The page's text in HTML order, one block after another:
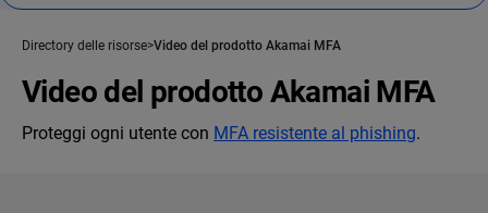
Directory delle risorse Video del prodotto Akamai MFA
Video del prodotto Akamai MFA
Proteggi ogni utente con MFA resistente al phishing.